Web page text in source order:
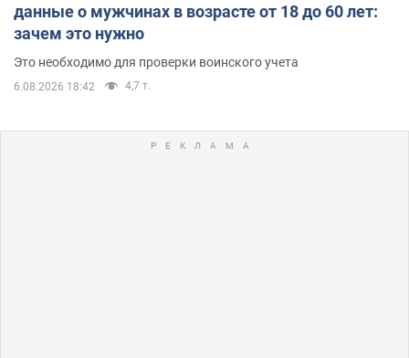
данные о мужчинах в возрасте от 18 до 60 лет:
зачем это нужно
Это необходимо для проверки воинского учета
6.08.2026 18:42 4,7 т.